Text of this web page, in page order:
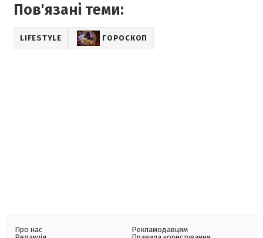
Пов'язані теми:
LIFESTYLE ГОРОСКОП
Про нас
Рекламодавцям